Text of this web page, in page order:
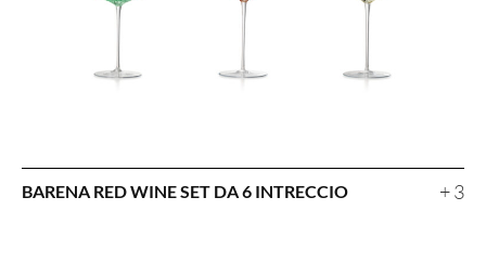
BARENA RED WINE SET DA 6 INTRECCIO + 3